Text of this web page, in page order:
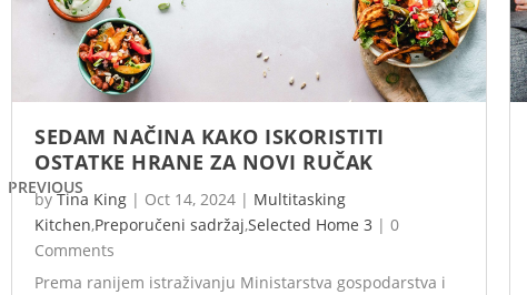
PREVIOUS
SEDAM NAČINA KAKO ISKORISTITI
OSTATKE HRANE ZA NOVI RUČAK
by Tina King | Oct 14, 2024 | Multitasking
Kitchen,Preporučeni sadržaj,Selected Home 3 | 0
Comments
Prema ranijem istraživanju Ministarstva gospodarstva i